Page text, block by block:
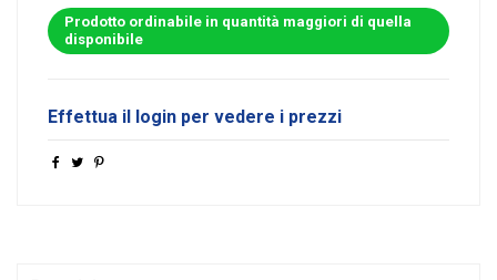
Prodotto ordinabile in quantità maggiori di quella
disponibile
Effettua il login per vedere i prezzi